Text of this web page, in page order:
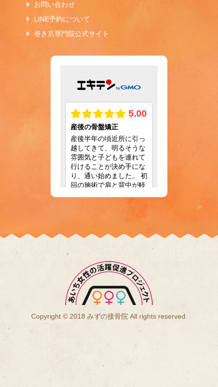
お問い合わせ
LINE予約について
巻き爪専門院公式サイト
Copyright © 2018 みずの接骨院 All rights reserved.